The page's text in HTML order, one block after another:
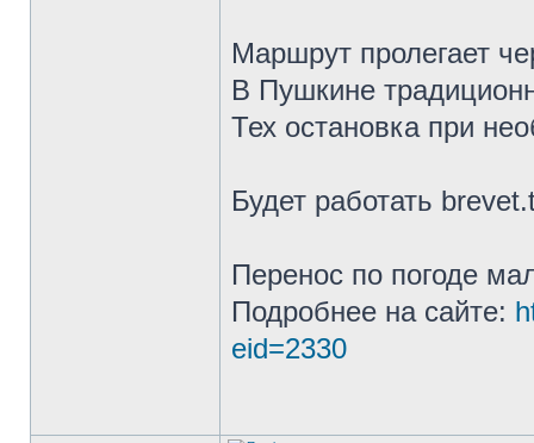
Маршрут пролегает
В Пушкине
Тех остановка при
Будет работать
Перенос по погоде
Подробнее на сайте:
eid=2330